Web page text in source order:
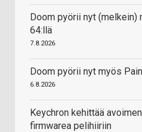
Doom pyörii nyt (melkein)
64:llä
7.8.2026
Doom pyörii nyt myös
6.8.2026
Keychron kehittää
firmwarea pelihiiriin